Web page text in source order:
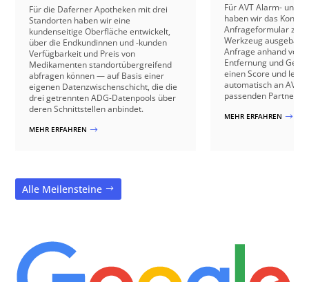
Für die Daferner Apotheken mit drei
Standorten haben wir eine
kundenseitige Oberfläche entwickelt,
über die Endkundinnen und -kunden
Verfügbarkeit und Preis von
Medikamenten standortübergreifend
abfragen können — auf Basis einer
eigenen Datenzwischenschicht, die die
drei getrennten ADG-Datenpools über
deren Schnittstellen anbindet.
MEHR ERFAHREN $
Für AVT Alarm- und
haben wir das
Anfrageformular zu
Werkzeug
Anfrage anhand von
Entfernung und
einen Score und
automatisch an AVT
passenden
MEHR ERFAHREN $
Alle Meilensteine